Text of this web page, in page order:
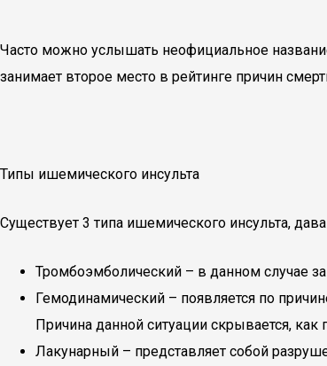
Часто можно услышать неофициальное
занимает второе место в рейтинге причин
Типы ишемического инсульта
Существует 3 типа ишемического инсульта,
Тромбоэмболический – в данном случае
Гемодинамический – появляется по
Причина данной ситуации скрывается, как
Лакунарный – представляет собой